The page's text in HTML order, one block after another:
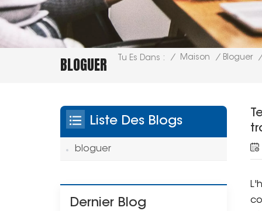
BLOGUER Tu Es Dans : / Maison / Bloguer /
Liste Des Blogs
bloguer
Dernier Blog